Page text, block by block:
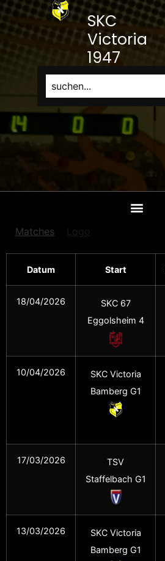
SKC
Victoria
1947
Bamberg
e.V.
Matches Logo
Datum Start
18/04/2026
SKC 67
Eggolsheim 4
10/04/2026
SKC Victoria
Bamberg G1
17/03/2026
TSV
Staffelbach G1
13/03/2026
SKC Victoria
Bamberg G1